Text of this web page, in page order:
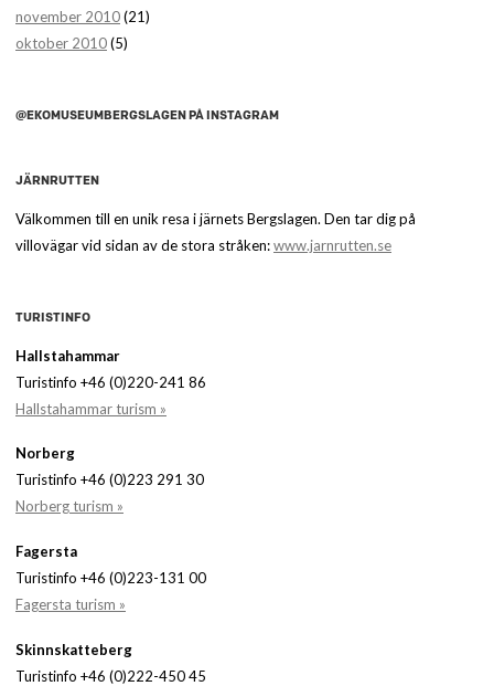
november 2010(21)
oktober 2010(5)
@EKOMUSEUMBERGSLAGEN PÅ INSTAGRAM
JÄRNRUTTEN
Välkommen till en unik resa i järnets Bergslagen. Den tar dig på
villovägar vid sidan av de stora stråken:www.jarnrutten.se
TURISTINFO
Hallstahammar
Turistinfo +46 (0)220-241 86
Hallstahammar turism »
Norberg
Turistinfo +46 (0)223 291 30
Norberg turism »
Fagersta
Turistinfo +46 (0)223-131 00
Fagersta turism »
Skinnskatteberg
Turistinfo +46 (0)222-450 45